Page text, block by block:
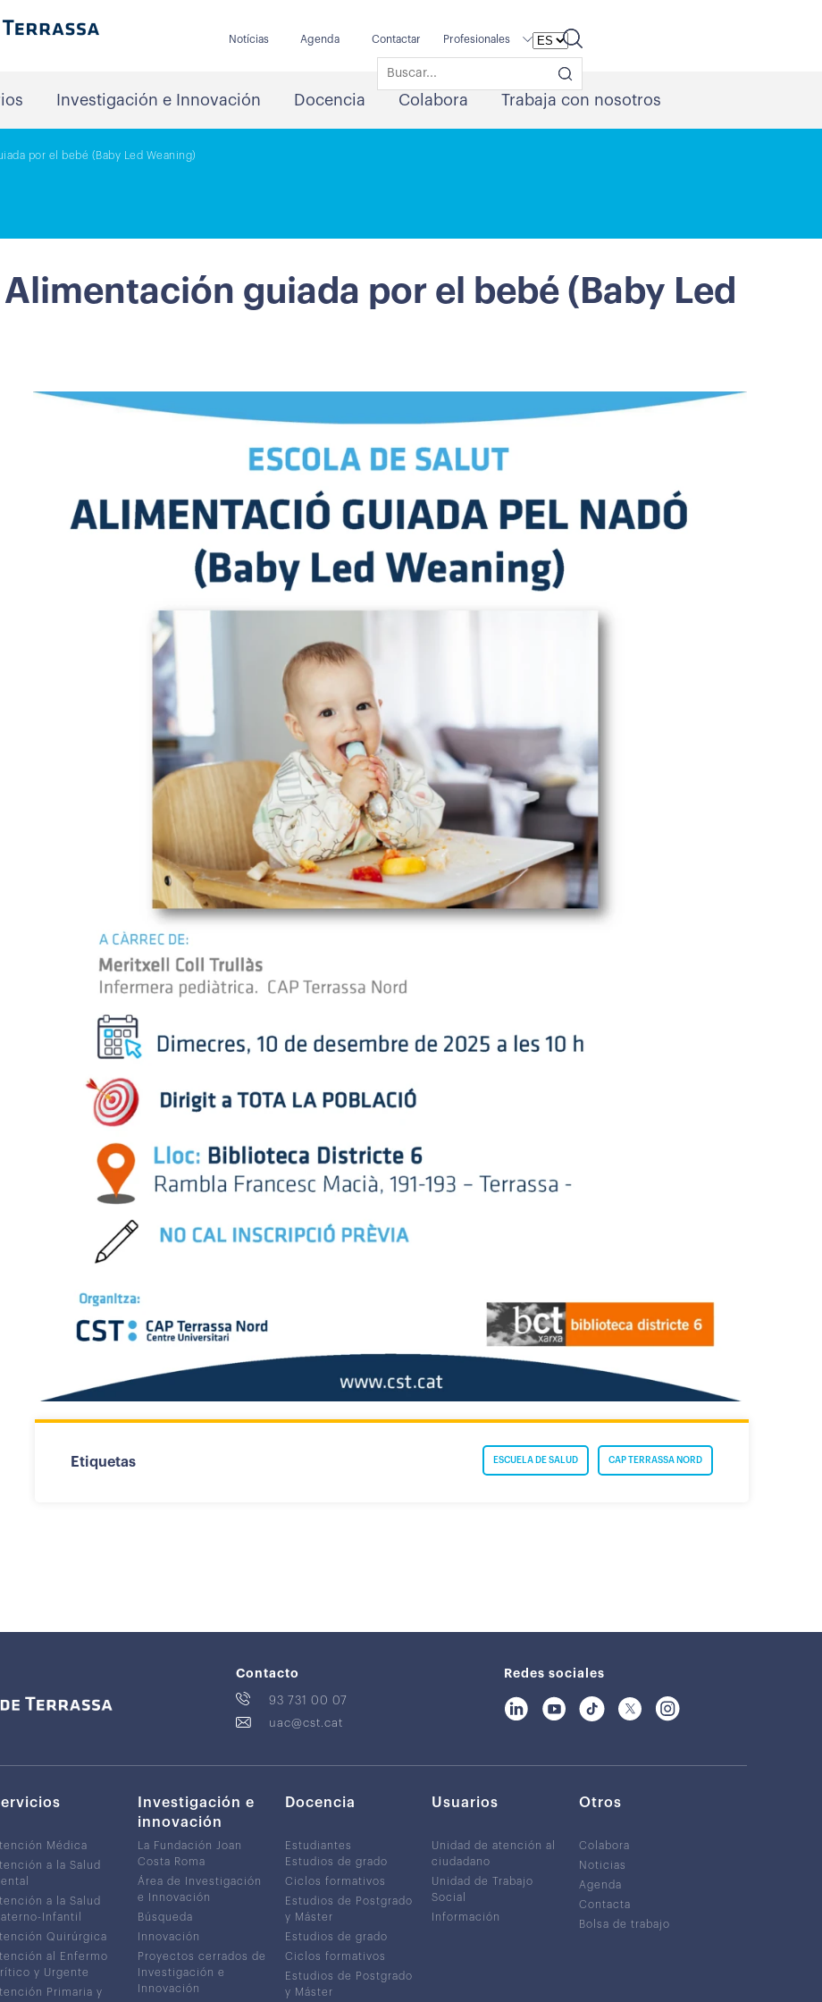
Notícias Agenda Contactar Profesionales
Investigación e Innovación Docencia Colabora Trabaja con nosotros
por el bebé (Baby Led Weaning)
Alimentación guiada por el bebé (Baby Led
Etiquetas CAP TERRASSA NORD
ESCUELA DE SALUD
Contacto
93 731 00 07
uac@cst.cat
Redes sociales
Médica
a la Salud
a la Salud
Infantil
Quirúrgica
al Enfermo
y Urgente
Primaria y
Investigación e
innovación
La Fundación Joan
Costa Roma
Área de Investigación
e Innovación
Búsqueda
Innovación
Proyectos cerrados de
Investigación e
Innovación
Docencia
Estudiantes
Estudios de grado
Ciclos formativos
Estudios de Postgrado
y Máster
Estudios de grado
Ciclos formativos
Estudios de Postgrado
y Máster
Usuarios
Unidad de atención al
ciudadano
Unidad de Trabajo
Social
Información
Otros
Colabora
Noticias
Agenda
Contacta
Bolsa de trabajo